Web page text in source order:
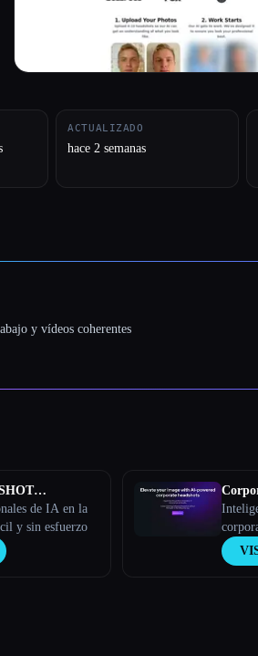
ACTUALIZADO
hace 2 semanas
y vídeos coherentes
de IA en la
y sin esfuerzo